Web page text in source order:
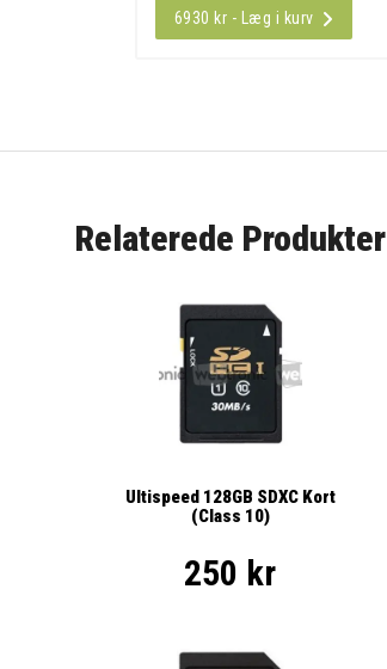
6930 kr - Læg i kurv
Relaterede Produkter
Ultispeed 128GB SDXC Kort
(Class 10)
250 kr